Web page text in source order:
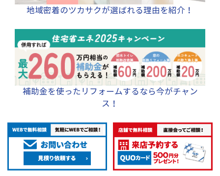
地域密着のツカサクが選ばれる理由を紹介！
補助金を使ったリフォームするなら今がチャン
ス！